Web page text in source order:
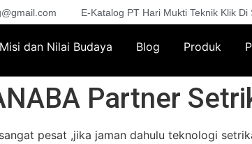
E-Katalog PT Hari Mukti Teknik Klik Di
dan Nilai Budaya Blog Produk
Partner
pesat ,jika jaman dahulu teknologi